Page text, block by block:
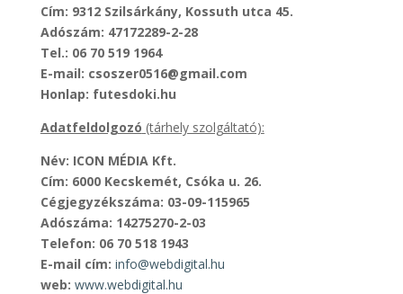
Cím: 9312 Szilsárkány, Kossuth utca 45.
Adószám: 47172289-2-28
Tel.: 06 70 519 1964
E-mail: csoszer0516@gmail.com
Honlap: futesdoki.hu
Adatfeldolgozó (tárhely szolgáltató):
Név: ICON MÉDIA Kft.
Cím: 6000 Kecskemét, Csóka u. 26.
Cégjegyzékszáma: 03-09-115965
Adószáma: 14275270-2-03
Telefon: 06 70 518 1943
E-mail cím: info@webdigital.hu
web: www.webdigital.hu